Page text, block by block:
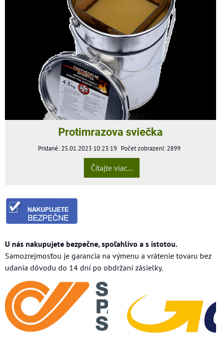
Protimrazova sviečka
Pridané: 25.01.2023 10:23:19 Počet zobrazení: 2899
Čítajte viac...
U nás nakupujete bezpečne, spoľahlivo a s istotou.
Samozrejmosťou je garancia na výmenu a vrátenie tovaru bez
udania dôvodu do 14 dní po obdržaní zásielky.